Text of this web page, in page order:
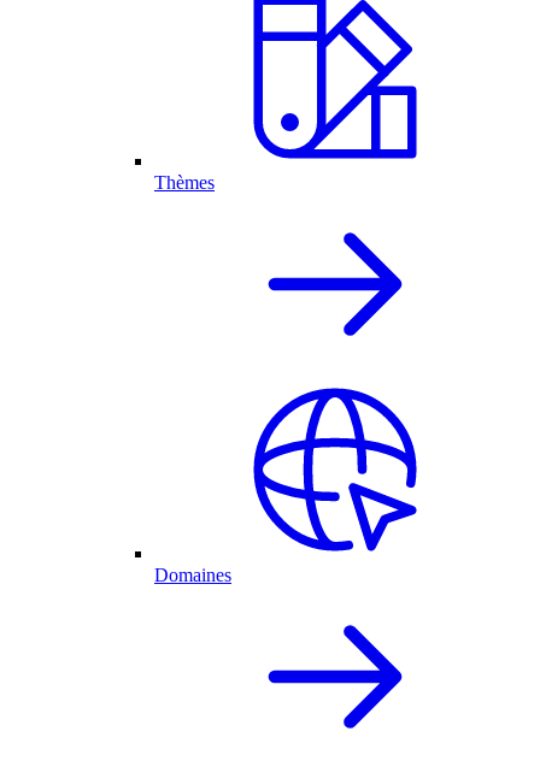
Thèmes
Domaines